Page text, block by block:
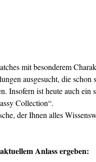
mit besonderem
ausgesucht, die schon
Insofern ist heute auch
Collection“.
der Ihnen alles
Anlass ergeben: